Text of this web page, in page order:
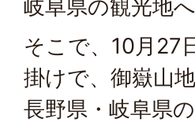
岐阜県の観光地
そこで、10月27
掛けで、御嶽山
長野県・岐阜県